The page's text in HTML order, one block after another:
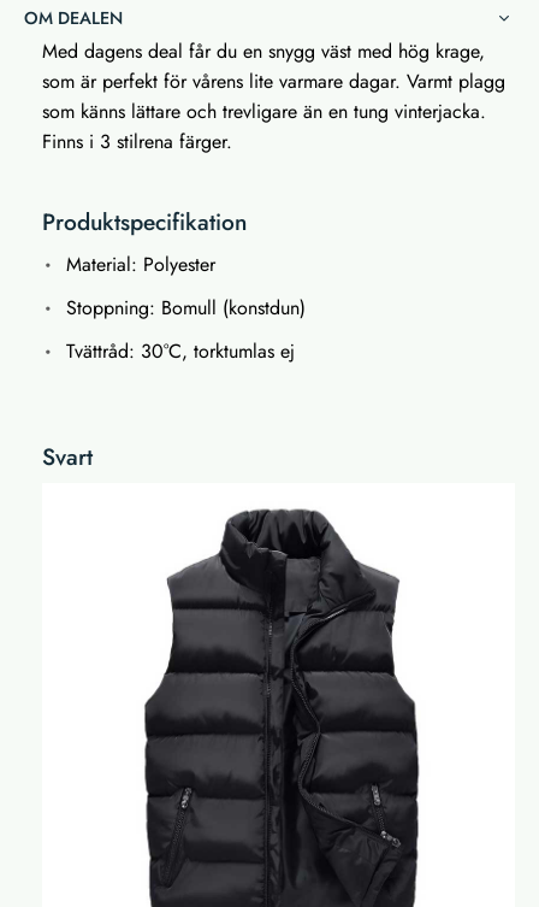
OM DEALEN
Med dagens deal får du en snygg väst med hög krage,
som är perfekt för vårens lite varmare dagar. Varmt plagg
som känns lättare och trevligare än en tung vinterjacka.
Finns i 3 stilrena färger.
Produktspecifikation
Material: Polyester
Stoppning: Bomull (konstdun)
Tvättråd: 30°C, torktumlas ej
Svart